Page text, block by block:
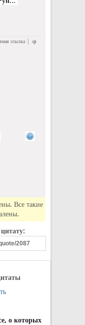
ссылка
Все такие
о которых